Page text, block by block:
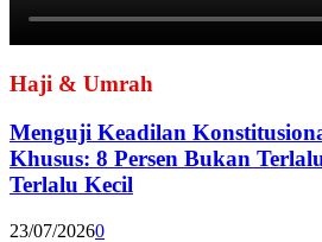
Haji & Umrah
Menguji Keadilan
Khusus: 8 Persen Bukan
Terlalu Kecil
23/07/20260